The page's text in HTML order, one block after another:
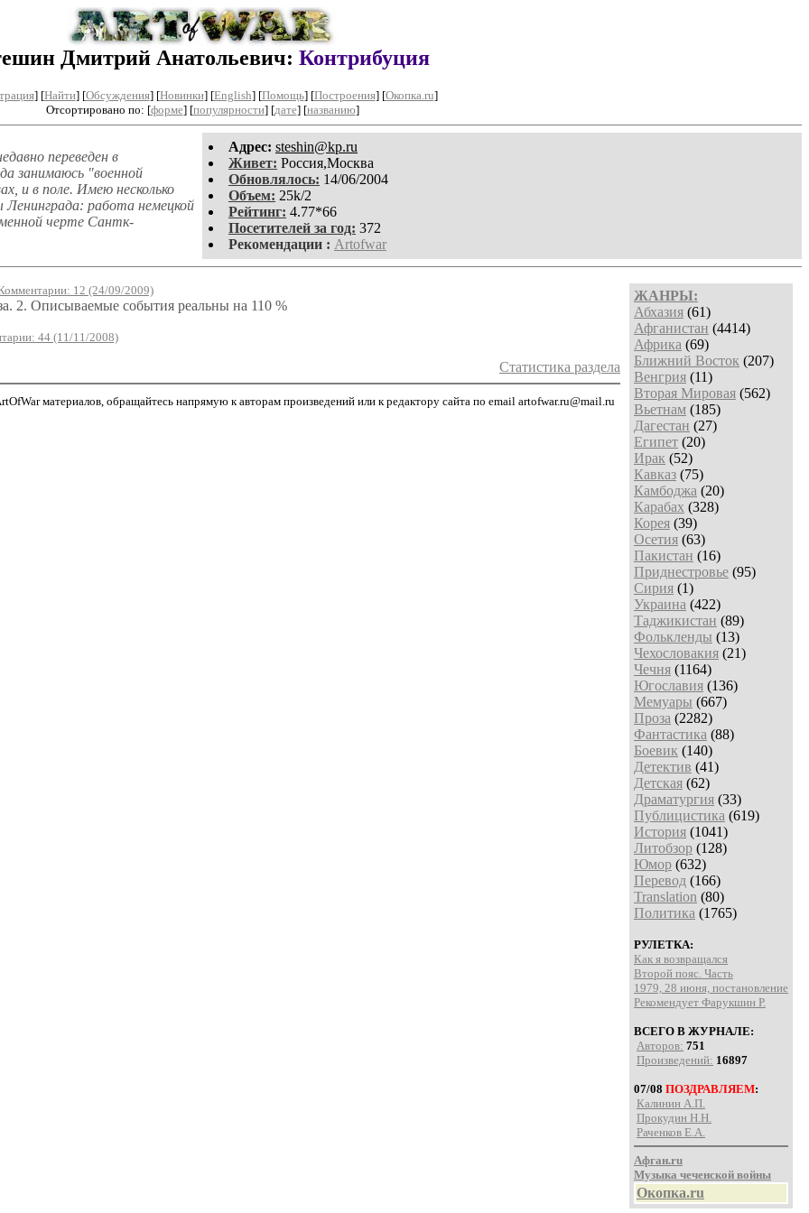
Дмитрий Анатольевич: Контрибуция
] [Найти] [Обсуждения] [Новинки] [English] [Помощь] [Построения] [Окопка.ru]
Отсортировано по: [форме] [популярности] [дате] [названию]
Aдpeс: steshin@kp.ru
Живет: Россия,Москва
Обновлялось: 14/06/2004
Объем: 25k/2
Рейтинг: 4.77*66
Посетителей за год: 372
Рекомендации : Artofwar
переведен в
занимаюсь "военной
и в поле. Имею несколько
Ленинграда: работа немецкой
черте Сантк-
ЖАНРЫ:
Абхазия (61)
Афганистан (4414)
Африка (69)
Ближний Восток (207)
Венгрия (11)
Вторая Мировая (562)
Вьетнам (185)
Дагестан (27)
Египет (20)
Ирак (52)
Кавказ (75)
Камбоджа (20)
Карабах (328)
Корея (39)
Осетия (63)
Пакистан (16)
Приднестровье (95)
Сирия (1)
Украина (422)
Таджикистан (89)
Фолькленды (13)
Чехословакия (21)
Чечня (1164)
Югославия (136)
Мемуары (667)
Проза (2282)
Фантастика (88)
Боевик (140)
Детектив (41)
Детская (62)
Драматургия (33)
Публицистика (619)
История (1041)
Литобзор (128)
Юмор (632)
Перевод (166)
Translation (80)
Политика (1765)
РУЛЕТКА:
Как я возвращался
Второй пояс. Часть
1979, 28 июня, постановление
Рекомендует Фарукшин Р.
ВСЕГО В ЖУРНАЛЕ:
Авторов: 751
Произведений: 16897
07/08 ПОЗДРАВЛЯЕМ:
Калинин А.П.
Прокудин Н.Н.
Раченков Е.А.
Афган.ru
Музыка чеченской войны
Окопка.ru
12 (24/09/2009)
2. Описываемые события реальны на 110 %
44 (11/11/2008)
Статистика раздела
материалов, обращайтесь напрямую к авторам произведений или к редактору сайта по email artofwar.ru@mail.ru